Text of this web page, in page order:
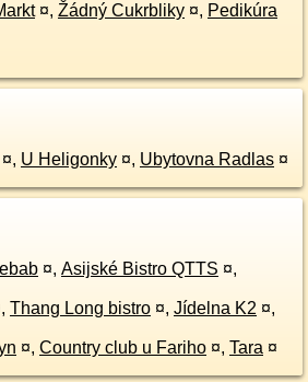
¤, Žádný Cukrbliky ¤, Pedikúra
¤, U Heligonky ¤, Ubytovna Radlas ¤
¤, Asijské Bistro QTTS ¤,
, Thang Long bistro ¤, Jídelna K2 ¤,
¤, Country club u Fariho ¤, Tara ¤